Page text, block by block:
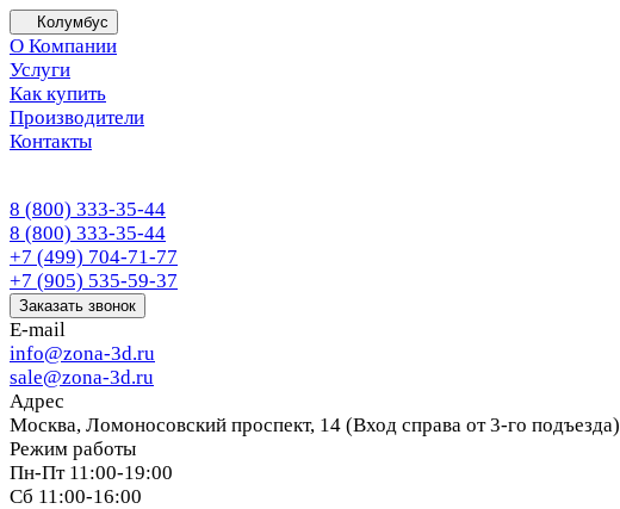
Колумбус
О Компании
Услуги
Как купить
Производители
Контакты
8 (800) 333-35-44
8 (800) 333-35-44
+7 (499) 704-71-77
+7 (905) 535-59-37
Заказать звонок
E-mail
info@zona-3d.ru
sale@zona-3d.ru
Адрес
Москва, Ломоносовский проспект, 14 (Вход справа от 3-го подъезда)
Режим работы
Пн-Пт 11:00-19:00
Сб 11:00-16:00